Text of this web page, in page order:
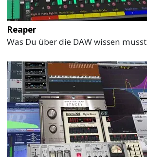
Reaper
Was Du über die DAW wissen musst